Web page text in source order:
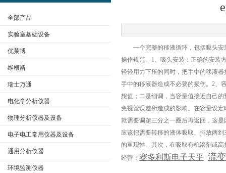
全部产品
实验室基础设备
优莱博
维根斯
瑞士万通
电化学分析仪器
物理分析仪器及设备
电子电工常用仪器及设备
通用分析仪器
环境监测仪器
一个完整的移液循环，包括吸头
操作规范。1、吸头安装：正确的安装
轻轻用力下压的同时，把手中的移液
手中的移液器造成不必要的损伤。2、
想值；二是细调，当容量值接近自己
免视觉误差所造成的影响。在容量设
就需要调超三分之一圈后再返回，这
应该把需要转移的液体吸取、排放两
的重现性。其次，在吸取有机溶剂或
经营： 赛多利斯电子天平 流